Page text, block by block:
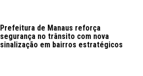
Prefeitura de Manaus reforça
segurança no trânsito com nova
sinalização em bairros estratégicos